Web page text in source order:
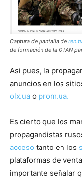
Captura de pantalla de ren.tv
de formación de la OTAN
Así pues, la
anuncios en los
olx.ua o prom.ua.
Es cierto que los
propagandistas
acceso tanto en los
plataformas de
importante señalar